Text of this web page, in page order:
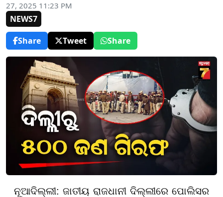
27, 2025 11:23 PM
NEWS7
Share
Tweet Share
ନୂଆଦିଲ୍ଲୀ: ଜାତୀୟ ରାଜଧାନୀ ଦିଲ୍ଲୀରେ ପୋଲିସର